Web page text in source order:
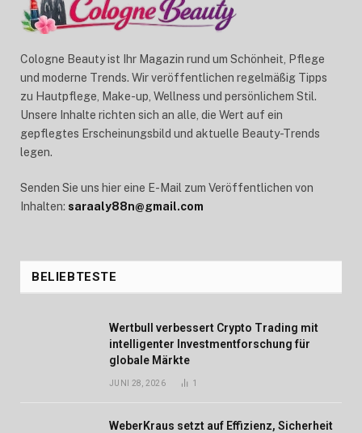
Cologne Beauty ist Ihr Magazin rund um Schönheit, Pflege
und moderne Trends. Wir veröffentlichen regelmäßig Tipps
zu Hautpflege, Make-up, Wellness und persönlichem Stil.
Unsere Inhalte richten sich an alle, die Wert auf ein
gepflegtes Erscheinungsbild und aktuelle Beauty-Trends
legen.
Senden Sie uns hier eine E-Mail zum Veröffentlichen von
Inhalten: saraaly88n@gmail.com
BELIEBTESTE
Wertbull verbessert Crypto Trading mit
intelligenter Investmentforschung für
globale Märkte
JUNI 28, 2026 1
WeberKraus setzt auf Effizienz, Sicherheit